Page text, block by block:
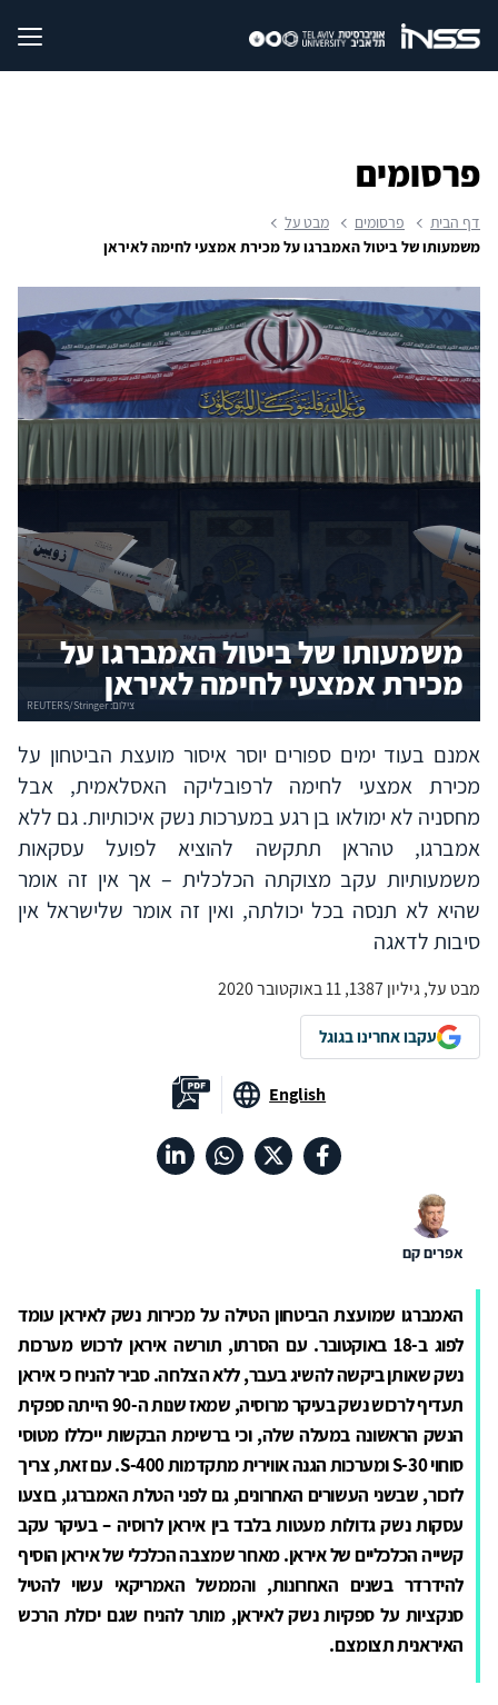
פרסומים
דף הבית פרסומים
מבט על
משמעותו של ביטול האמברגו על מכירת אמצעי לחימה לאיראן
משמעותו של ביטול האמברגו על
מכירת אמצעי לחימה לאיראן
אמנם בעוד ימים ספורים יוסר איסור מועצת הביטחון על
מכירת אמצעי לחימה לרפובליקה האסלאמית, אבל
מחסניה לא ימולאו בן רגע במערכות נשק איכותיות. גם ללא
אמברגו, טהראן תתקשה להוציא לפועל עסקאות
משמעותיות עקב מצוקתה הכלכלית – אך אין זה אומר
שהיא לא תנסה בכל יכולתה, ואין זה אומר שלישראל אין
סיבות לדאגה
מבט על, גיליון 1387, 11 באוקטובר 2020
עקבו אחרינו בגוגל
English
אפרים קם
האמברגו שמועצת הביטחון הטילה על מכירות נשק לאיראן עומד
לפוג ב-18 באוקטובר. עם הסרתו, תורשה איראן לרכוש מערכות
נשק שאותן ביקשה להשיג בעבר, ללא הצלחה. סביר להניח כי איראן
תעדיף לרכוש נשק בעיקר מרוסיה, שמאז שנות ה-90 הייתה ספקית
הנשק הראשונה במעלה שלה, וכי ברשימת הבקשות ייכללו מטוסי
סוחוי 30-
Sומערכות הגנה אווירית מתקדמות 400- S. עם זאת, צריך
לזכור, שבשני העשורים האחרונים, גם לפני הטלת האמברגו, בוצעו
עסקות נשק גדולות מעטות בלבד בין איראן לרוסיה – בעיקר עקב
קשייה הכלכליים של איראן. מאחר שמצבה הכלכלי של איראן הוסיף
להידרדר בשנים האחרונות, והממשל האמריקאי עשוי להטיל
סנקציות על ספקיות נשק לאיראן, מותר להניח שגם יכולת הרכש
האיראנית תצומצם.